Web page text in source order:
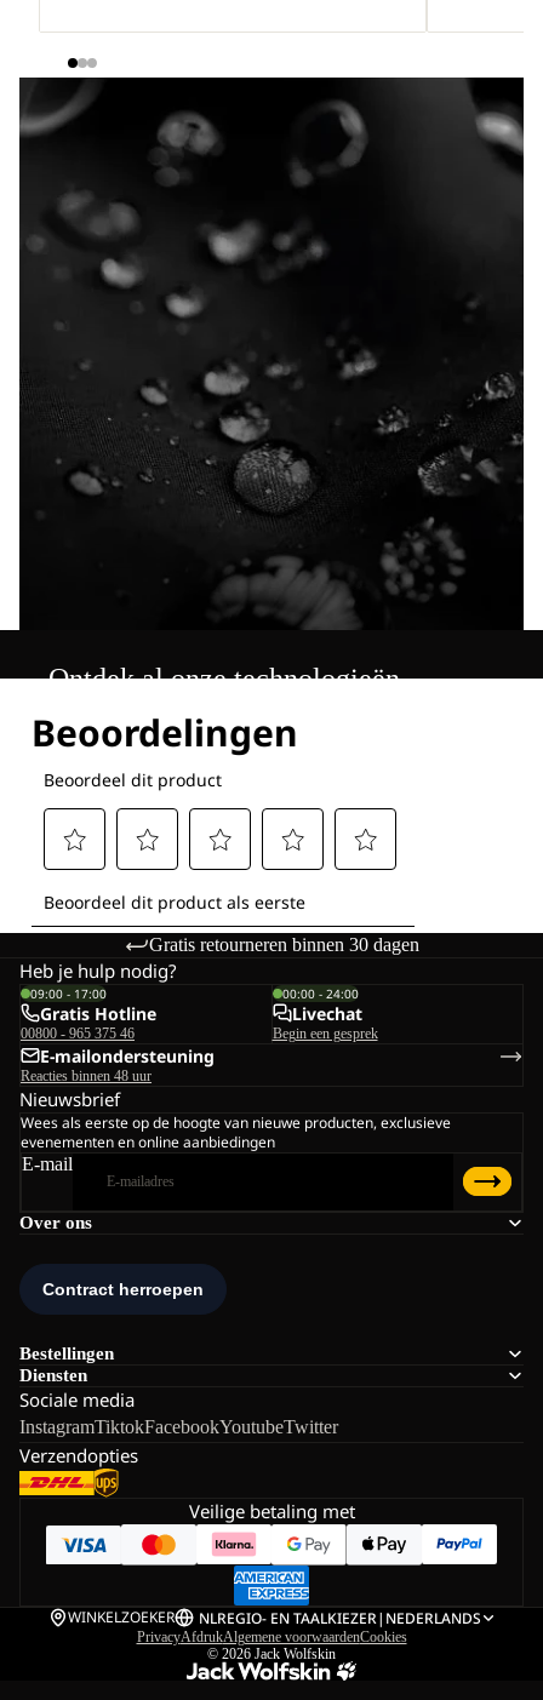
Ontdek al onze technologieën
Gratis retourneren binnen 30 dagen
Over ons
Bestellingen
Diensten
Sociale media
InstagramTiktokFacebookYoutubeTwitter
Verzendopties
Heb je hulp nodig?
09:00 - 17:00
Gratis Hotline
00800 - 965 375 46
00:00 - 24:00
Livechat
Begin een gesprek
E-mailondersteuning
Reacties binnen 48 uur
Nieuwsbrief
Wees als eerste op de hoogte van nieuwe producten, exclusieve
evenementen en online aanbiedingen
E-mail
Veilige betaling met
WINKELZOEKER NLREGIO- EN TAALKIEZER| NEDERLANDS
PrivacyAfdrukAlgemene voorwaardenCookies
© 2026 Jack Wolfskin